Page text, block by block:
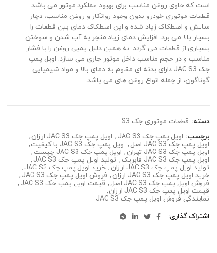
است که حاوی روغن مناسب برای بهبود عملکرد موتور می باشد.
قطعات موتوری خودرو بدون وجود روانکار و روغن مناسب، دچار
سایش و اصطکاک زیاد شده و این اصطکاک دمای بین قطعات را
بسیار بالا می برد. افزایش دمای زیاد منجر به آب شدن و سوختن
بسیاری از قطعات می گردد. به همین دلیل پمپی روغن را با فشار
مناسب و در حجم مناسب داخل موتور جاری می سازد. اویل پمپ
جک JAC S3 دارای بدنه ای مقاوم به دمای بالا و مواد شیمیایی
گوناگون، از جمله انواع روغن های می باشد.
دسته: قطعات موتوری جک S3
برچسب: اویل پمپ جک JAC S3 , اویل پمپ جک JAC S3 ارزان
,
اویل پمپ جک JAC S3 اصل
, اویل پمپ جک JAC S3 با کیفیت
,
اویل پمپ جک JAC S3 تهران
, اویل پمپ جک JAC S3 چیست
,
اویل پمپ جک JAC S3 فابریک
, تولید اویل پمپ جک JAC S3
,
تولید اویل پمپ جک JAC S3 ارزان
, خرید اویل پمپ جک JAC S3
,
خرید اویل پمپ جک JAC S3 ارزان
, فروش اویل پمپ جک JAC S3
,
فروش اویل پمپ جک JAC S3 اصل
, قیمت اویل پمپ جک JAC S3
,
قیمت اویل پمپ جک JAC S3 ارزان
,
نمایندگی فروش اویل پمپ جک JAC S3
اشتراک گذاری